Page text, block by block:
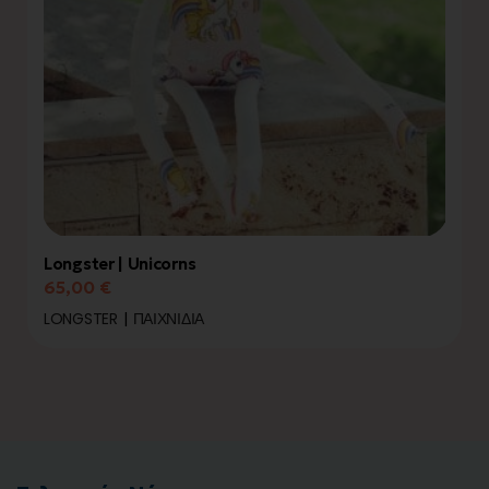
Longster | Unicorns
65,00 €
LONGSTER
ΠΑΙΧΝΊΔΙΑ